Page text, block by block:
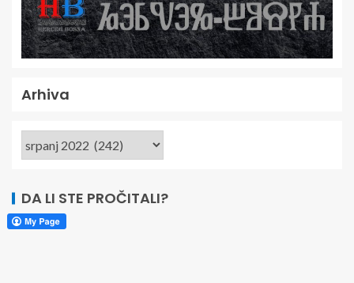
Arhiva
DA LI STE PROČITALI?